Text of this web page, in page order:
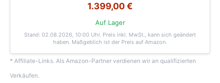
1.399,00 €
Auf Lager
Stand: 02.08.2026, 10:00 Uhr. Preis inkl. MwSt., kann sich geändert
haben. Maßgeblich ist der Preis auf Amazon.
* Affiliate-Links. Als Amazon-Partner verdienen wir an qualifizierten
Verkäufen.